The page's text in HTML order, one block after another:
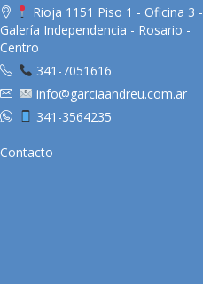
Rioja 1151 Piso 1 - Oficina 3 -
Galería Independencia - Rosario -
Centro
341-7051616
info@garciaandreu.com.ar
341-3564235
Contacto